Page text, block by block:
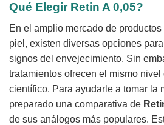
Qué Elegir Retin A 0,05?
En el amplio mercado de
piel, existen diversas opciones
signos del envejecimiento. Sin
tratamientos ofrecen el mismo
científico. Para ayudarle a tomar la
preparado una comparativa de
de sus análogos más populares.